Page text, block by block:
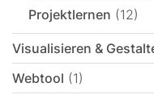
Projektlernen (12)
Visualisieren &
Webtool (1)